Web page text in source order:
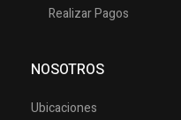
Realizar Pagos
NOSOTROS
Ubicaciones